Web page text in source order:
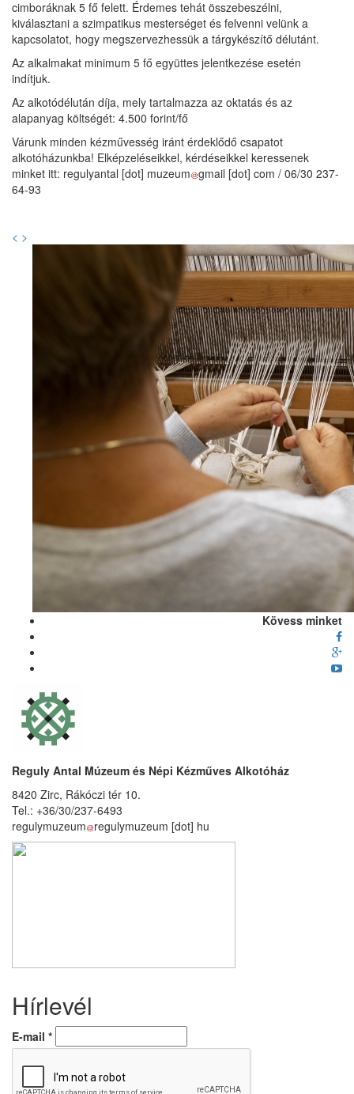
cimboráknak 5 fő felett. Érdemes tehát összebeszélni,
kiválasztani a szimpatikus mesterséget és felvenni velünk a
kapcsolatot, hogy megszervezhessük a tárgykészítő délutánt.
Az alkalmakat minimum 5 fő együttes jelentkezése esetén
indítjuk.
Az alkotódélután díja, mely tartalmazza az oktatás és az
alapanyag költségét: 4.500 forint/fő
Várunk minden kézművesség iránt érdeklődő csapatot
alkotóházunkba! Elképzeléseikkel, kérdéseikkel keressenek
minket itt: regulyantal [dot] muzeum gmail [dot] com / 06/30 237-
64-93
< >
Kövess minket
Reguly Antal Múzeum és Népi Kézműves Alkotóház
8420 Zirc, Rákóczi tér 10.
Tel.: +36/30/237-6493
regulymuzeum regulymuzeum [dot] hu
Hírlevél
E-mail *